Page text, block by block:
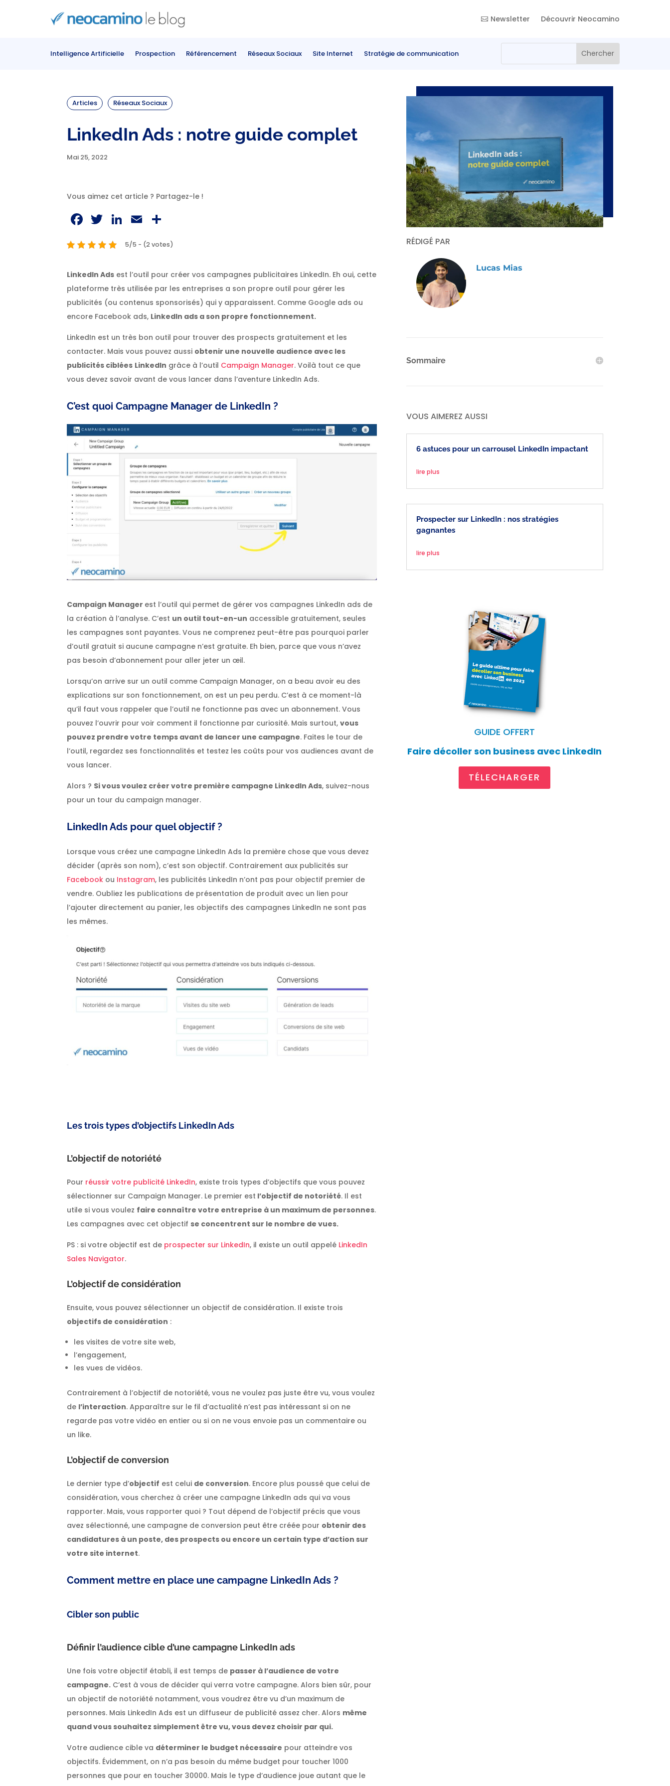
Newsletter Découvrir Neocamino
Intelligence Artificielle Prospection Référencement Réseaux Sociaux Site Internet Stratégie de communication
Articles Réseaux Sociaux
LinkedIn Ads : notre guide complet
Mai 25, 2022
Vous aimez cet article ? Partagez-le !
Facebook
Twitter
LinkedIn
Email
5/5 - (2 votes)
LinkedIn Ads est l’outil pour créer vos campagnes publicitaires LinkedIn. Eh oui, cette
plateforme très utilisée par les entreprises a son propre outil pour gérer les
publicités (ou contenus sponsorisés) qui y apparaissent. Comme Google ads ou
encore Facebook ads, LinkedIn ads a son propre fonctionnement.
LinkedIn est un très bon outil pour trouver des prospects gratuitement et les
contacter. Mais vous pouvez aussi obtenir une nouvelle audience avec les
publicités ciblées LinkedIn grâce à l’outil Campaign Manager. Voilà tout ce que
vous devez savoir avant de vous lancer dans l’aventure LinkedIn Ads.
C’est quoi Campagne Manager de LinkedIn ?
Campaign Manager est l’outil qui permet de gérer vos campagnes LinkedIn ads de
la création à l’analyse. C’est un outil tout-en-un accessible gratuitement, seules
les campagnes sont payantes. Vous ne comprenez peut-être pas pourquoi parler
d’outil gratuit si aucune campagne n’est gratuite. Eh bien, parce que vous n’avez
pas besoin d’abonnement pour aller jeter un œil.
Lorsqu’on arrive sur un outil comme Campaign Manager, on a beau avoir eu des
explications sur son fonctionnement, on est un peu perdu. C’est à ce moment-là
qu’il faut vous rappeler que l’outil ne fonctionne pas avec un abonnement. Vous
pouvez l’ouvrir pour voir comment il fonctionne par curiosité. Mais surtout,vous
pouvez prendre votre temps avant de lancer une campagne. Faites le tour de
l’outil, regardez ses fonctionnalités et testez les coûts pour vos audiences avant de
vous lancer.
Alors ? Si vous voulez créer votre première campagne LinkedIn Ads, suivez-nous
pour un tour du campaign manager.
LinkedIn Ads pour quel objectif ?
Lorsque vous créez une campagne LinkedIn Ads la première chose que vous devez
décider (après son nom), c’est son objectif. Contrairement aux publicités sur
Facebook ou Instagram, les publicités LinkedIn n’ont pas pour objectif premier de
vendre. Oubliez les publications de présentation de produit avec un lien pour
l’ajouter directement au panier, les objectifs des campagnes LinkedIn ne sont pas
les mêmes.
Les trois types d’objectifs LinkedIn Ads
L’objectif de notoriété
Pour réussir votre publicité LinkedIn, existe trois types d’objectifs que vous pouvez
sélectionner sur Campaign Manager. Le premier est l’objectif de notoriété. Il est
utile si vous voulez faire connaître votre entreprise à un maximum de personnes.
Les campagnes avec cet objectif se concentrent sur le nombre de vues.
PS : si votre objectif est de prospecter sur LinkedIn, il existe un outil appelé LinkedIn
Sales Navigator.
L’objectif de considération
Ensuite, vous pouvez sélectionner un objectif de considération. Il existe trois
objectifs de considération :
les visites de votre site web,
l’engagement,
les vues de vidéos.
Contrairement à l’objectif de notoriété, vous ne voulez pas juste être vu, vous voulez
de l’interaction. Apparaître sur le fil d’actualité n’est pas intéressant si on ne
regarde pas votre vidéo en entier ou si on ne vous envoie pas un commentaire ou
un like.
L’objectif de conversion
Le dernier type d’objectif est celui de conversion. Encore plus poussé que celui de
considération, vous cherchez à créer une campagne LinkedIn ads qui va vous
rapporter. Mais, vous rapporter quoi ? Tout dépend de l’objectif précis que vous
avez sélectionné, une campagne de conversion peut être créée pour obtenir des
candidatures à un poste, des prospects ou encore un certain type d’action sur
votre site internet.
Comment mettre en place une campagne LinkedIn Ads ?
Cibler son public
Définir l’audience cible d’une campagne LinkedIn ads
Une fois votre objectif établi, il est temps de passer à l’audience de votre
campagne. C’est à vous de décider qui verra votre campagne. Alors bien sûr, pour
un objectif de notoriété notamment, vous voudrez être vu d’un maximum de
personnes. Mais LinkedIn Ads est un diffuseur de publicité assez cher. Alors même
quand vous souhaitez simplement être vu, vous devez choisir par qui.
Votre audience cible va déterminer le budget nécessaire pour atteindre vos
objectifs. Évidemment, on n’a pas besoin du même budget pour toucher 1000
personnes que pour en toucher 30000. Mais le type d’audience joue autant que le
RÉDIGÉ PAR
Lucas Mias
Sommaire
VOUS AIMEREZ AUSSI
6 astuces pour un carrousel LinkedIn impactant
lire plus
Prospecter sur LinkedIn : nos stratégies
gagnantes
lire plus
GUIDE OFFERT
Faire décoller son business avec LinkedIn
TÉLECHARGER